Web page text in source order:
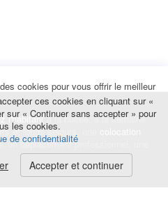
l'habitantà la nuitée, à la semaine,
et longs séjours, une
un déplacement professionnel, une
cookies pour vous offrir le meilleur
ces cookies en cliquant sur «
sur « Continuer sans accepter » pour
les cookies.
de confidentialité
Accepter et continuer